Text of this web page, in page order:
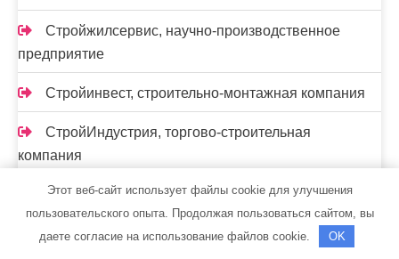
Стройжилсервис, научно-производственное
предприятие
Стройинвест, строительно-монтажная компания
СтройИндустрия, торгово-строительная
компания
Стройком, строительно-монтажная компания
Стройкомавто, строительно-монтажная
Этот веб-сайт использует файлы cookie для улучшения
пользовательского опыта. Продолжая пользоваться сайтом, вы
даете согласие на использование файлов cookie.
OK